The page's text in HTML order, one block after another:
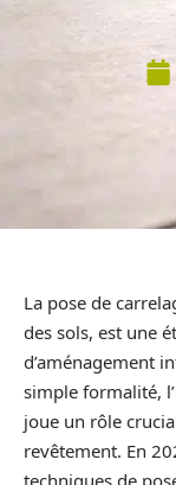
La pose de
des sols, est une
d’aménagement
simple formalité,
joue un rôle
revêtement. En
techniques de